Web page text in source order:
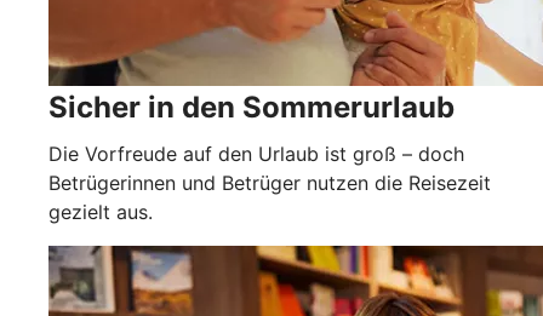
Sicher in den Sommerurlaub
Die Vorfreude auf den Urlaub ist groß – doch
Betrügerinnen und Betrüger nutzen die Reisezeit
gezielt aus.